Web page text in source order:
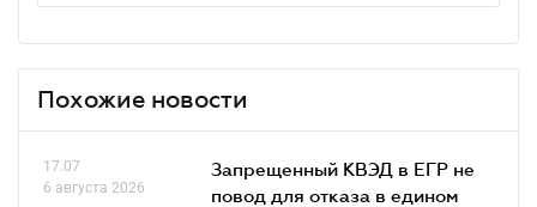
Похожие новости
17.07
6 августа 2026
Запрещенный КВЭД в ЕГР не
повод для отказа в едином